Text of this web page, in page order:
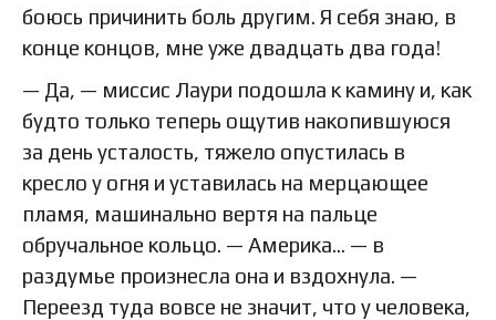
боюсь причинить боль другим. Я себя знаю, в
конце концов, мне уже двадцать два года!
— Да, — миссис Лаури подошла к камину и, как
будто только теперь ощутив накопившуюся
за день усталость, тяжело опустилась в
кресло у огня и уставилась на мерцающее
пламя, машинально вертя на пальце
обручальное кольцо. — Америка… — в
раздумье произнесла она и вздохнула. —
Переезд туда вовсе не значит, что у человека,